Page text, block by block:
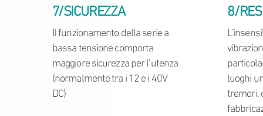
7/SICUREZZA
Il funzionamento della serie a
bassa tensione comporta
maggiore sicurezza per l’utenza
(normalmente tra i 12 e i 40V
DC)
8/
luoghi
tremori,